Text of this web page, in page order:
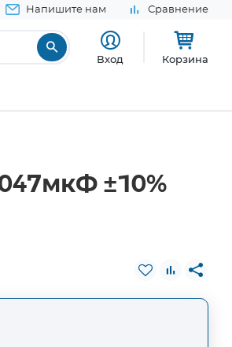
Напишите нам Сравнение
Вход Корзина
±10%